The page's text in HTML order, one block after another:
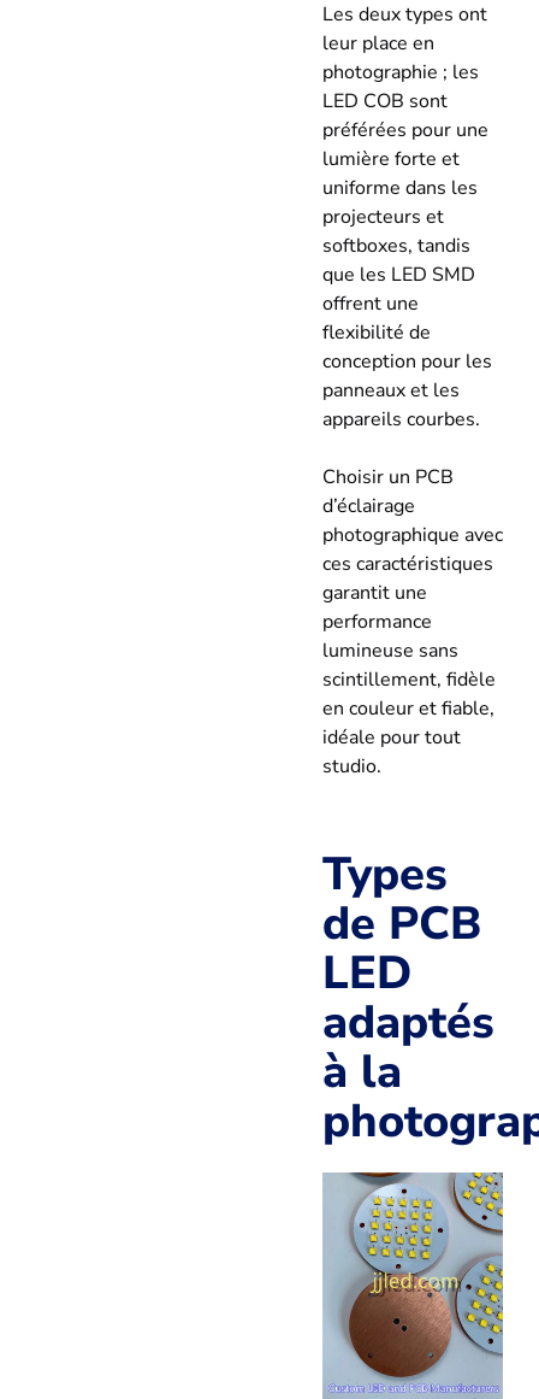
Les deux types ont
leur place en
photographie ; les
LED COB sont
préférées pour une
lumière forte et
uniforme dans les
projecteurs et
softboxes, tandis
que les LED SMD
offrent une
flexibilité de
conception pour les
panneaux et les
appareils courbes.
Choisir un PCB
d’éclairage
photographique avec
ces caractéristiques
garantit une
performance
lumineuse sans
scintillement, fidèle
en couleur et fiable,
idéale pour tout
studio.
Types
de PCB
LED
adaptés
à la